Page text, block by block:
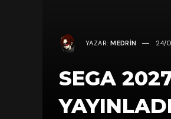
YAZAR: MEDRIN 24/
SEGA